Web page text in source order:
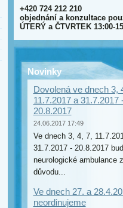
+420 724 212 210
objednání a konzultace
ÚTERÝ a ČTVRTEK 13:00-
Novinky
Dovolená ve dnech 3,
11.7.2017 a 31.7.2017
20.8.2017
24.06.2017 17:49
Ve dnech 3, 4, 7,
31.7.2017 - 20.8.2017
neurologické ambulance z
důvodu...
Ve dnech 27. a
neordinujeme